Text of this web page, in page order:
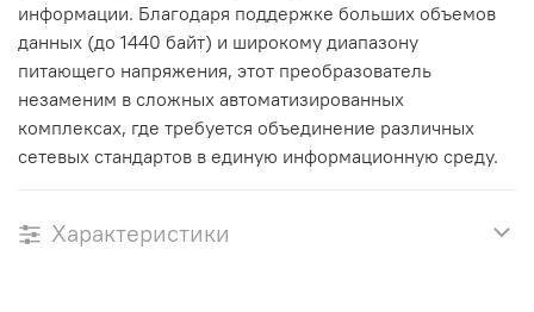
информации. Благодаря поддержке больших объемов
данных (до 1440 байт) и широкому диапазону
питающего напряжения, этот преобразователь
незаменим в сложных автоматизированных
комплексах, где требуется объединение различных
сетевых стандартов в единую информационную среду.
Характеристики